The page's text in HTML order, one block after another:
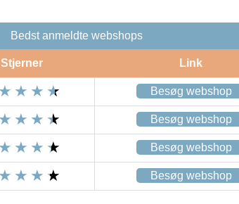
Bedst anmeldte webshops
Stjerner Link
Besøg webshop
Besøg webshop
Besøg webshop
Besøg webshop